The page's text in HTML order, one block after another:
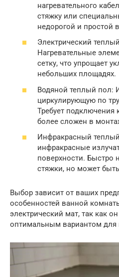
нагревательного
стяжку или
недорогой и простой
Электрический
Нагревательные
сетку, что упрощает
небольших площадях.
Водяной теплый пол:
циркулирующую по
Требует подключения
более сложен в
Инфракрасный
инфракрасные
поверхности. Быстро
стяжки, но может
Выбор зависит от ваших
особенностей ванной
электрический мат, так как
оптимальным вариантом